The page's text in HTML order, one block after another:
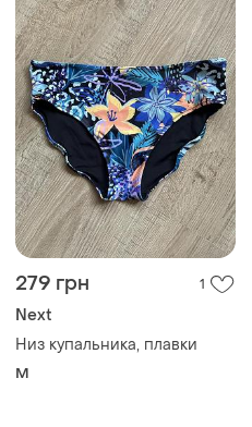
279 грн 1
Next
Низ купальника, плавки
M